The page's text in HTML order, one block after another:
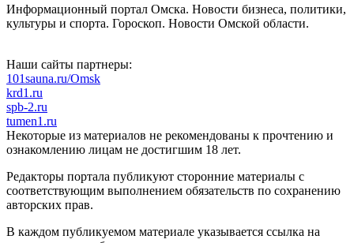
Информационный портал Омска. Новости бизнеса, политики,
культуры и спорта. Гороскоп. Новости Омской области.
Наши сайты партнеры:
101sauna.ru/Omsk
krd1.ru
spb-2.ru
tumen1.ru
Некоторые из материалов не рекомендованы к прочтению и
ознакомлению лицам не достигшим 18 лет.
Редакторы портала публикуют сторонние материалы с
соответствующим выполнением обязательств по сохранению
авторских прав.
В каждом публикуемом материале указывается ссылка на